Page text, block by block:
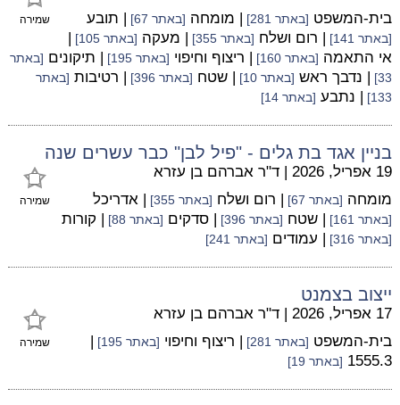
שמירה בית-המשפט [באתר 281] | מומחה [באתר 67] | תובע
[באתר 141] | רום ושלח [באתר 355] | מעקה [באתר 105]
|
אי התאמה [באתר 160] | ריצוף וחיפוי [באתר 195] | תיקונים [באתר
33]
| נדבך ראש [באתר 10] | שטח [באתר 396] | רטיבות [באתר
133]
| נתבע [באתר 14]
בניין אגד בת גלים - "פיל לבן" כבר עשרים שנה
שמירה
19 אפריל, 2026 | ד"ר אברהם בן עזרא
מומחה [באתר 67] | רום ושלח [באתר 355] | אדריכל
[באתר 161] | שטח [באתר 396] | סדקים [באתר 88] | קורות
[באתר 316] | עמודים [באתר 241]
ייצוב בצמנט
שמירה
17 אפריל, 2026 | ד"ר אברהם בן עזרא
בית-המשפט [באתר 281] | ריצוף וחיפוי [באתר 195]
|
1555.3 [באתר 19]